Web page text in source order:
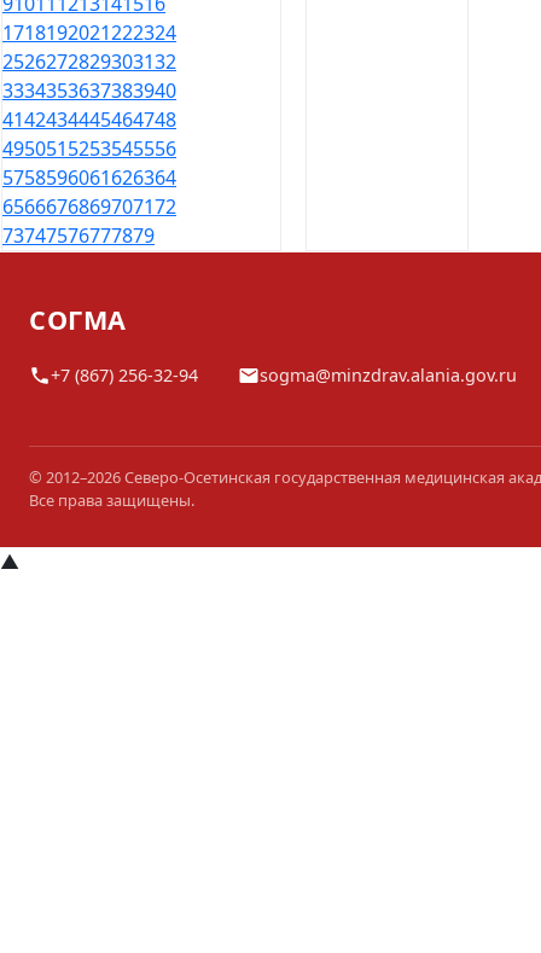
1718192021222324
2526272829303132
3334353637383940
4142434445464748
4950515253545556
5758596061626364
6566676869707172
73747576777879
СОГМА
+7 (867) 256-32-94 sogma@minzdrav.alania.gov.ru
© 2012–2026 Северо-Осетинская государственная медицинская
Все права защищены.
▲